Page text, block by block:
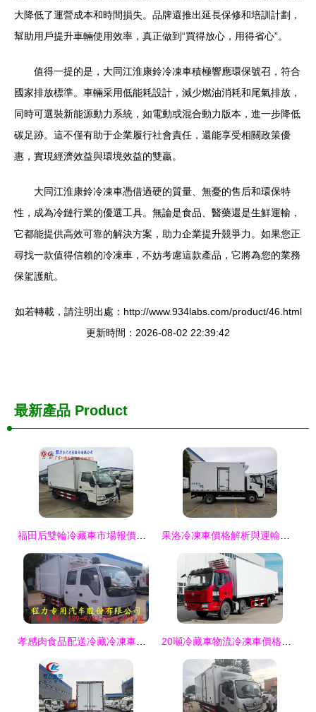
大降低了運營成本和時間損失。品牌還推出延長保修和培訓計劃，
幫助用戶提升車輛使用效率，真正做到“買得放心，用得省心”。
值得一提的是，大同江淮康鈴冷凍車積極響應環保號召，符合
國家排放標準。車輛采用低能耗設計，減少燃油消耗和尾氣排放，
同時可選裝新能源動力系統，如電動或混合動力版本，進一步降低
碳足跡。這不僅有助于企業履行社會責任，還能享受相關政策優
惠，實現經濟效益與環境效益的雙贏。
大同江淮康鈴冷凍車憑借過硬的質量、無憂的售后和環保特
性，成為冷鏈行業的優選工具。無論是食品、醫藥還是生鮮運輸，
它都能提供高效可靠的解決方案，助力企業提升競爭力。如果您正
尋找一款值得信賴的冷凍車，不妨考慮這款產品，它將為您的業務
保駕護航。
如若轉載，請注明出處：http://www.934labs.com/product/46.html
更新時間：2026-08-02 22:39:42
最新產品 Product